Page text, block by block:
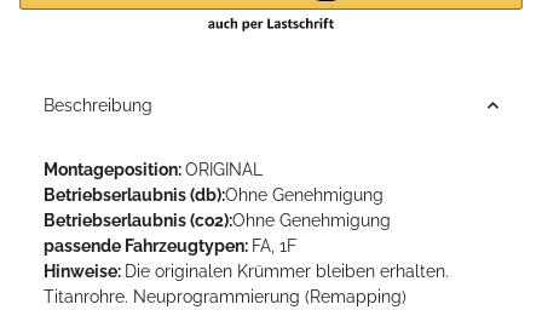
Beschreibung
Montageposition:ORIGINAL
Betriebserlaubnis (db):Ohne Genehmigung
Betriebserlaubnis (co2):Ohne Genehmigung
passende Fahrzeugtypen: FA, 1F
Hinweise: Die originalen Krümmer bleiben erhalten.
Titanrohre. Neuprogrammierung (Remapping)